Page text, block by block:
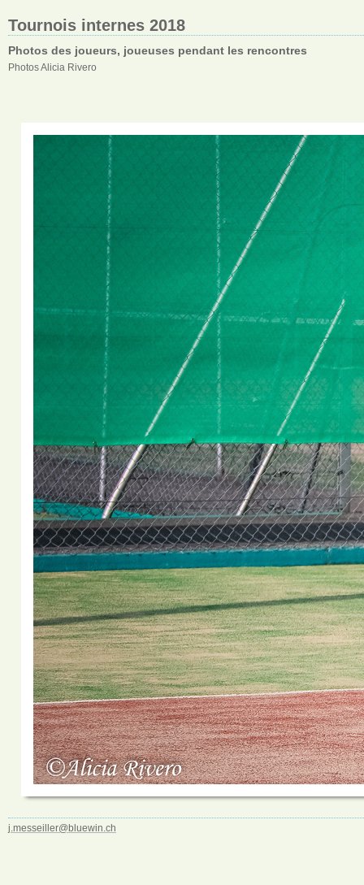
Tournois internes 2018
Photos des joueurs, joueuses pendant les rencontres
Photos Alicia Rivero
j.messeiller@bluewin.ch